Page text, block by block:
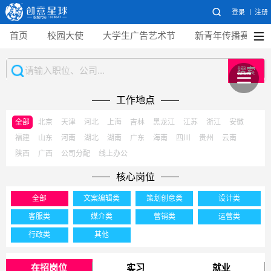
登录 注册
首页 校园大使 大学生广告艺术节 新青年传播赛
搜索
工作地点
全部 北京 天津 河北 上海 吉林 黑龙江 江苏 浙江
安徽
福建
山东 河南 湖北 湖南 广东 海南 四川 贵州
云南
陕西
广西 公司分配 线上办公
核心岗位
全部 文案编辑类 策划创意类 设计类
客服类 媒介类 营销类 运营类
行政类 其他
在招岗位 实习 就业